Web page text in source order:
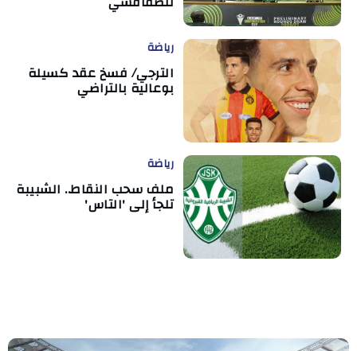
رياضة
الترجي/ فسخ عقد كسيلة
بوعالية بالتراضي
رياضة
ملف سحب النقاط.. الشبيبة
تلجأ إلى 'التاس'